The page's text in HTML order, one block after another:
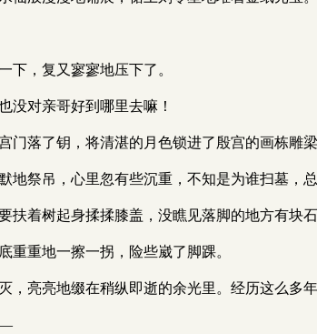
下，复又寥寥地压下了。
没对亲哥好到哪里去嘛！
门落了钥，将清湛的月色锁进了殷宫的画栋雕梁
地祭吊，心里忽有些沉重，不知是为谁扫墓，
扶着树起身揉揉膝盖，没瞧见落脚的地方有块
重重地一擦一拐，险些崴了脚踝。
，亮亮地缀在稍纵即逝的余光里。经历这么多